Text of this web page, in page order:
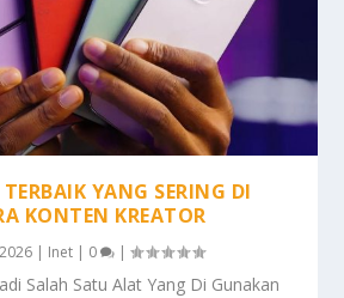
YANG SERING DI
KONTEN KREATOR
| Inet | 0 |
Salah Satu Alat Yang Di Gunakan